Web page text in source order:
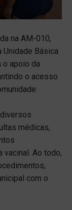
na AM-010,
Básica
o apoio da
o acesso
médicas,
vacinal. Ao todo,
com o